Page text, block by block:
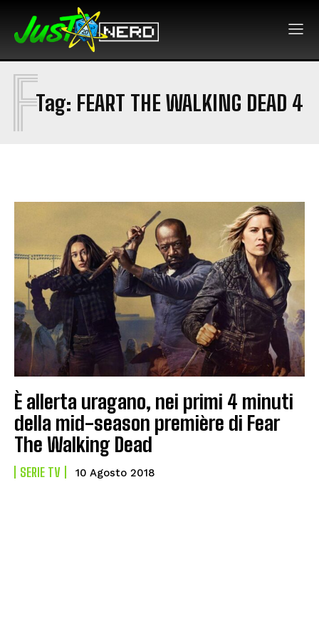
Tag: FEART THE WALKING DEAD 4
F
È allerta uragano, nei primi 4 minuti
della mid-season première di Fear
The Walking Dead
SERIE TV 10 Agosto 2018